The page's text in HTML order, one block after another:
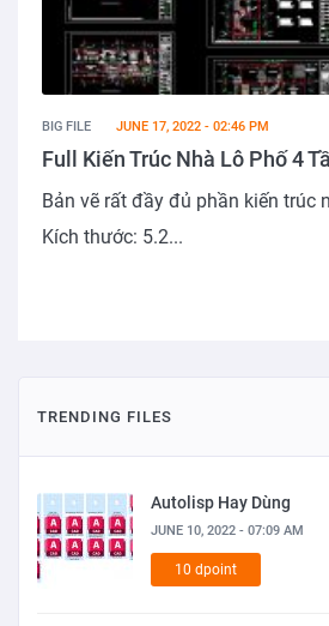
BIG FILE JUNE 17, 2022 - 02:46 PM
Full Kiến Trúc Nhà Lô Phố 4
Bản vẽ rất đầy đủ phần kiến trúc
Kích thước: 5.2...
TRENDING FILES
Autolisp Hay Dùng
JUNE 10, 2022 - 07:09 AM
10 dpoint